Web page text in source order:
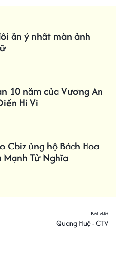
ăn ý nhất màn ảnh
10 năm của Vương An
Hi Vi
Cbiz ủng hộ Bách Hoa
Mạnh Tử Nghĩa
Bài viết
Quang Huệ - CTV